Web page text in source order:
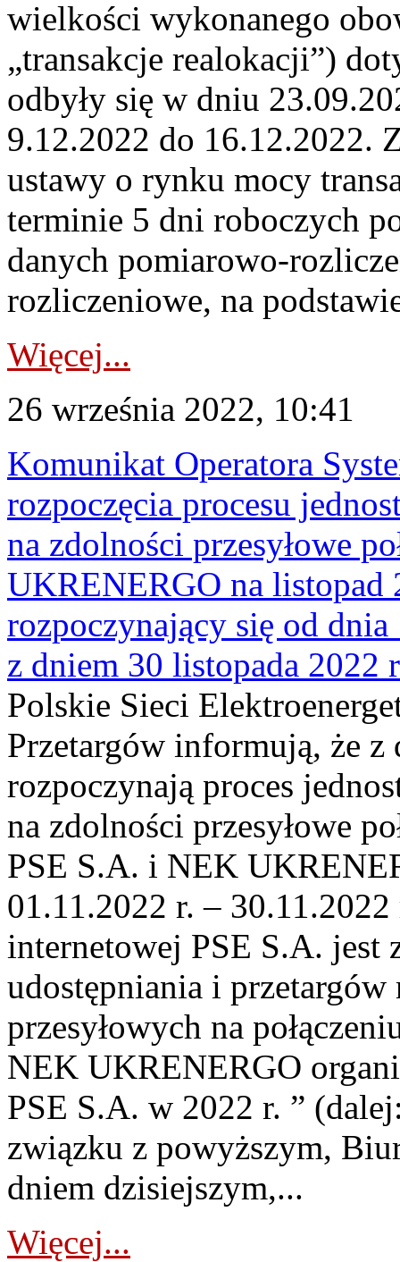
wielkości wykonanego
„transakcje realokacji”)
odbyły się w dniu
9.12.2022 do 16.12.2022.
ustawy o rynku mocy
terminie 5 dni roboczych
danych pomiarowo-
rozliczeniowe, na
Więcej...
26 września 2022, 10:41
Komunikat Operatora
rozpoczęcia procesu
na zdolności przesyłowe
UKRENERGO na listopad
rozpoczynający się od
z dniem 30 listopada 2022
Polskie Sieci
Przetargów informują, że
rozpoczynają proces
na zdolności przesyłowe
PSE S.A. i NEK
01.11.2022 r. –
internetowej PSE S.A. jest
udostępniania i
przesyłowych na
NEK UKRENERGO
PSE S.A. w 2022 r. ”
związku z powyższym,
dniem dzisiejszym,...
Więcej...